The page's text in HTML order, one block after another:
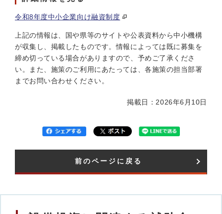
令和8年度中小企業向け融資制度
上記の情報は、国や県等のサイトや公表資料から中小機構
が収集し、掲載したものです。情報によっては既に募集を
締め切っている場合がありますので、予めご了承くださ
い。また、施策のご利用にあたっては、各施策の担当部署
までお問い合わせください。
掲載日：2026年6月10日
前のページに戻る